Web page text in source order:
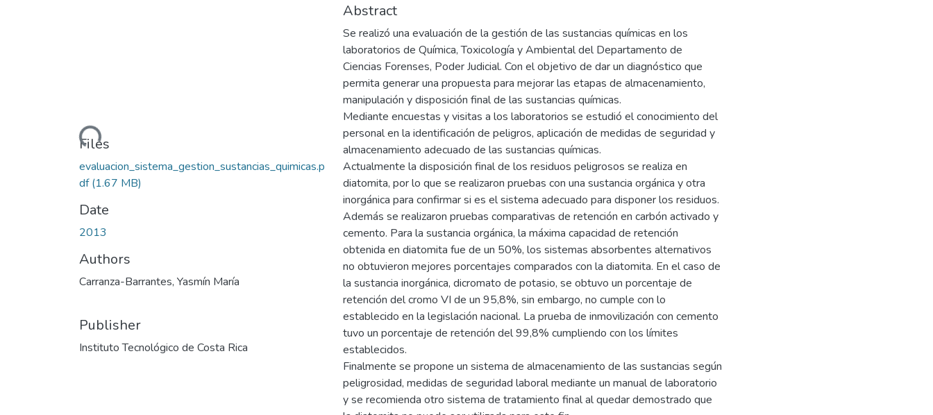
Loading...
Files
evaluacion_sistema_gestion_sustancias_quimicas.p
df(1.67 MB)
Date
2013
Authors
Carranza-Barrantes, Yasmín María
Publisher
Instituto Tecnológico de Costa Rica
Abstract
Se realizó una evaluación de la gestión de las sustancias químicas en los
laboratorios de Química, Toxicología y Ambiental del Departamento de
Ciencias Forenses, Poder Judicial. Con el objetivo de dar un diagnóstico que
permita generar una propuesta para mejorar las etapas de almacenamiento,
manipulación y disposición final de las sustancias químicas.
Mediante encuestas y visitas a los laboratorios se estudió el conocimiento del
personal en la identificación de peligros, aplicación de medidas de seguridad y
almacenamiento adecuado de las sustancias químicas.
Actualmente la disposición final de los residuos peligrosos se realiza en
diatomita, por lo que se realizaron pruebas con una sustancia orgánica y otra
inorgánica para confirmar si es el sistema adecuado para disponer los residuos.
Además se realizaron pruebas comparativas de retención en carbón activado y
cemento. Para la sustancia orgánica, la máxima capacidad de retención
obtenida en diatomita fue de un 50%, los sistemas absorbentes alternativos
no obtuvieron mejores porcentajes comparados con la diatomita. En el caso de
la sustancia inorgánica, dicromato de potasio, se obtuvo un porcentaje de
retención del cromo VI de un 95,8%, sin embargo, no cumple con lo
establecido en la legislación nacional. La prueba de inmovilización con cemento
tuvo un porcentaje de retención del 99,8% cumpliendo con los límites
establecidos.
Finalmente se propone un sistema de almacenamiento de las sustancias según
peligrosidad, medidas de seguridad laboral mediante un manual de laboratorio
y se recomienda otro sistema de tratamiento final al quedar demostrado que